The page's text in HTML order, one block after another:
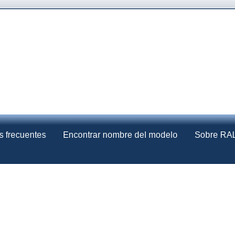
frecuentes Encontrar nombre del modelo Sobre